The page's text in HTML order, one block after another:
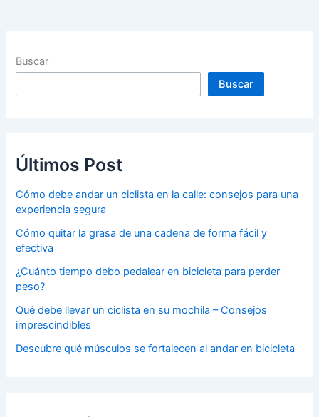
Buscar
Buscar
Últimos Post
Cómo debe andar un ciclista en la calle: consejos para una
experiencia segura
Cómo quitar la grasa de una cadena de forma fácil y
efectiva
¿Cuánto tiempo debo pedalear en bicicleta para perder
peso?
Qué debe llevar un ciclista en su mochila – Consejos
imprescindibles
Descubre qué músculos se fortalecen al andar en bicicleta